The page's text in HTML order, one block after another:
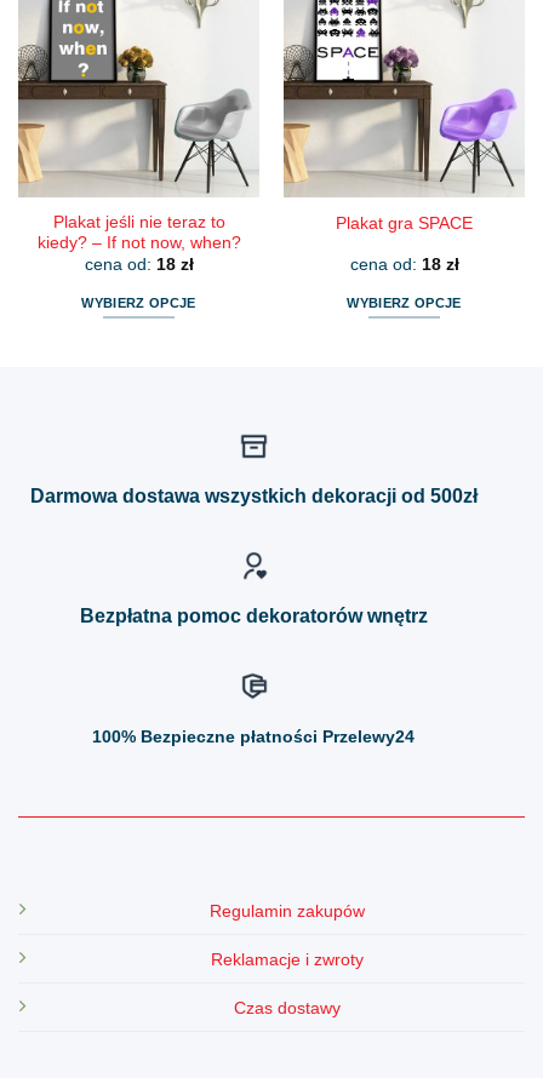
wariantów.
Opcje
można
wybrać
na
stronie
produktu
wariantów.
Opcje
można
wybrać
na
stronie
produktu
Plakat jeśli nie teraz to
kiedy? – If not now, when?
cena od: 18 zł
WYBIERZ OPCJE
Plakat gra SPACE
cena od: 18 zł
WYBIERZ OPCJE
można
Darmowa dostawa wszystkich dekoracji od 500zł
Bezpłatna pomoc dekoratorów wnętrz
100% Bezpieczne płatności Przelewy24
Regulamin zakupów
Reklamacje i zwroty
Czas dostawy